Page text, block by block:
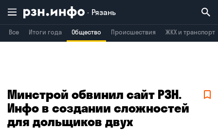
Рязань
Все Итоги года Общество Происшествия ЖКХ и транспорт
Воронеж Брянск
Минстрой обвинил сайт РЗН.
Инфо в создании сложностей
для дольщиков двух